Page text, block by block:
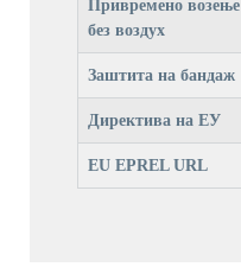
Привремено возење
без воздух
Заштита на бандаж
Директива на ЕУ
EU EPREL URL